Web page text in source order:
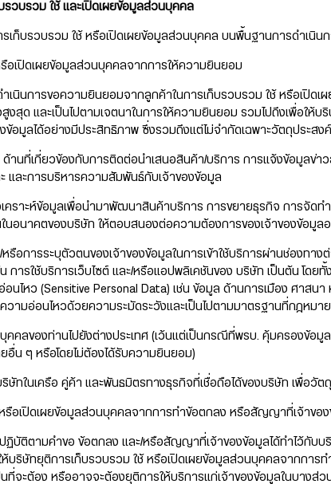
รวบรวม ใช้ และเปิดเผยข้อมูลส่วนบุคคล
เก็บรวบรวม ใช้ หรือเปิดเผยข้อมูลส่วนบุคคล บนพื้นฐานการดำเนิน
รือเปิดเผยข้อมูลส่วนบุคคลจากการให้ความยินยอม
นินการขอความยินยอมจากลูกค้าในการเก็บรวบรวม ใช้ หรือเปิดเผ
สูงสุด และเป็นไปตามเจตนาในการให้ความยินยอม รวมไปถึงเพื่อให้
ข้อมูลได้อย่างมีประสิทธิภาพ ซึ่งรวมถึงแต่ไม่จำกัดเฉพาะวัตถุประสง
ด้านที่เกี่ยวข้องกับการติดต่อนำเสนอสินค้า/บริการ การแจ้งข้อมูลข่า
ะ และการบริหารความสัมพันธ์กับเจ้าของข้อมูล
คราะห์ข้อมูลเพื่อนำมาพัฒนาสินค้าบริการ การขยายธุรกิจ การจัดท
นอนาคตของบริษัท ให้ตอบสนองต่อความต้องการของเจ้าของข้อมู
รือการระบุตัวตนของเจ้าของข้อมูลในการเข้าใช้บริการผ่านช่องทาง
ารใช้บริการเว็บไซต์ และ/หรือแอปพลิเคชันของ บริษัท เป็นต้น โดย
นไหว (Sensitive Personal Data) เช่น ข้อมูล ด้านการเมือง ศาสน
ามอ่อนไหวด้วยความระมัดระวังและเป็นไปตามมาตรฐานที่กฎหมา
คคลของท่านไปยังต่างประเทศ (เว้นแต่เป็นกรณีที่พรบ. คุ้มครองข้อ
อื่น ๆ หรือโดยไม่ต้องได้รับความยินยอม)
ษัทในเครือ คู่ค้า และพันธมิตรทางธุรกิจที่เชื่อถือได้ของบริษัท เพื่อวัต
รือเปิดเผยข้อมูลส่วนบุคคลจากการทำข้อตกลง หรือสัญญาที่เจ้าของ
บัติตามคำขอ ข้อตกลง และ/หรือสัญญาที่เจ้าของข้อมูลได้ทำไว้กับบริ
ห้บริษัทยุติการเก็บรวบรวม ใช้ หรือเปิดเผยข้อมูลส่วนบุคคลจากกา
จะต้อง หรืออาจจะต้องยุติการให้บริการแก่เจ้าของข้อมูลในบางส่ว